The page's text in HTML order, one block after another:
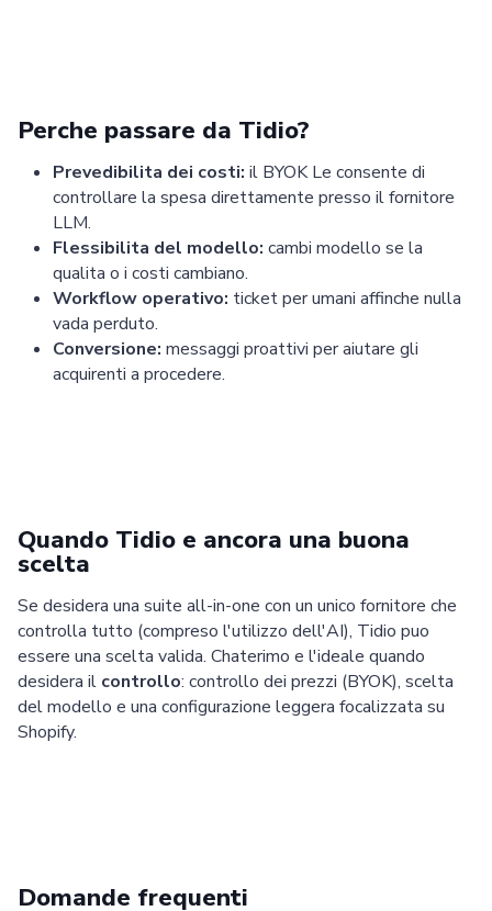
Perche passare da Tidio?
Prevedibilita dei costi: il BYOK Le consente di
controllare la spesa direttamente presso il fornitore
LLM.
Flessibilita del modello: cambi modello se la
qualita o i costi cambiano.
Workflow operativo: ticket per umani affinche nulla
vada perduto.
Conversione: messaggi proattivi per aiutare gli
acquirenti a procedere.
Quando Tidio e ancora una buona
scelta
Se desidera una suite all-in-one con un unico fornitore che
controlla tutto (compreso l'utilizzo dell'AI), Tidio puo
essere una scelta valida. Chaterimo e l'ideale quando
desidera il controllo: controllo dei prezzi (BYOK), scelta
del modello e una configurazione leggera focalizzata su
Shopify.
Domande frequenti
Pricing Articles ChatGPT for Websites